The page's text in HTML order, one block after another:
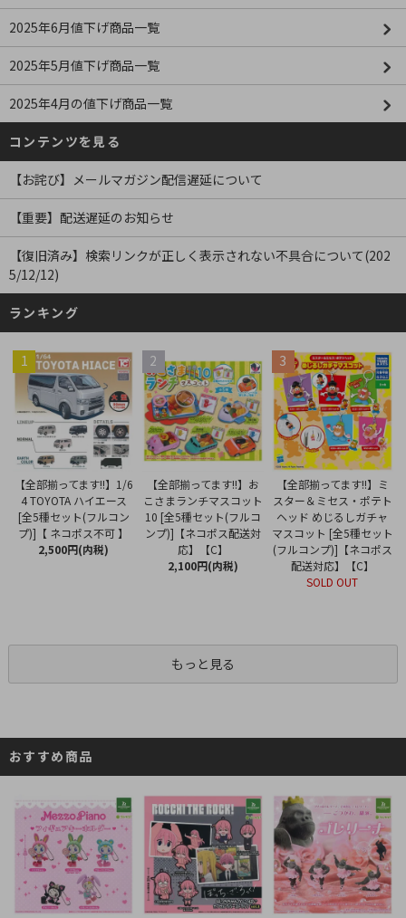
2025年6月値下げ商品一覧
2025年5月値下げ商品一覧
2025年4月の値下げ商品一覧
コンテンツを見る
【お詫び】メールマガジン配信遅延について
【重要】配送遅延のお知らせ
【復旧済み】検索リンクが正しく表示されない不具合について(202
5/12/12)
ランキング
1
【全部揃ってます!!】1/6
4 TOYOTA ハイエース
[全5種セット(フルコン
プ)]【 ネコポス不可 】
2,500円(内税)
2
【全部揃ってます!!】お
こさまランチマスコット
10 [全5種セット(フルコ
ンプ)]【ネコポス配送対
応】【C】
2,100円(内税)
3
【全部揃ってます!!】ミ
スター＆ミセス・ポテト
ヘッド めじるしガチャ
マスコット [全5種セット
(フルコンプ)]【ネコポス
配送対応】【C】
SOLD OUT
もっと見る
おすすめ商品